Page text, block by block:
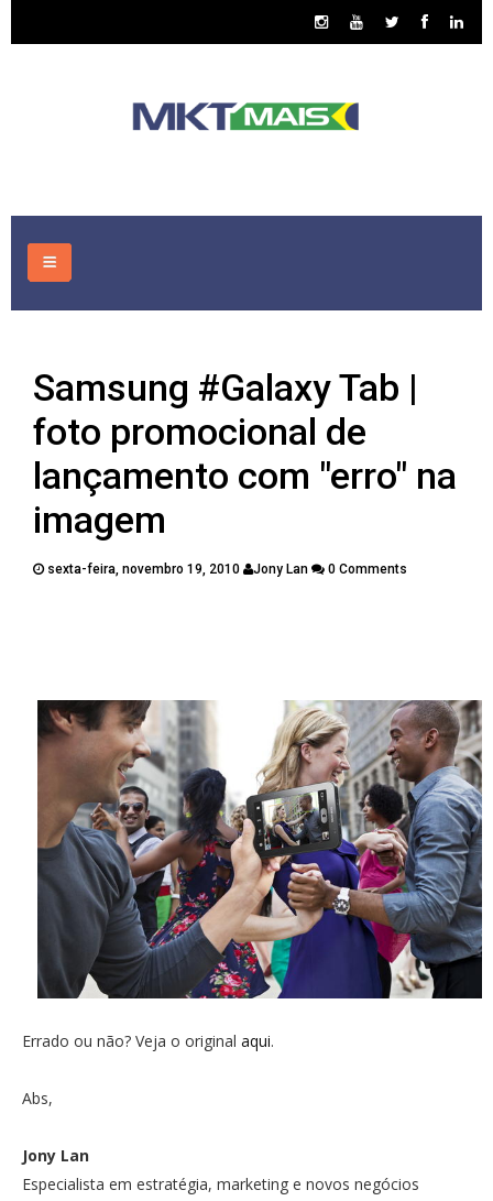
CONSULTORIA
ASSUNTOS
PUBLICAÇÕES
CONTATOS
Samsung #Galaxy Tab |
foto promocional de
lançamento com "erro" na
imagem
sexta-feira, novembro 19, 2010 Jony Lan 0 Comments
Errado ou não? Veja o original aqui.
Abs,
Jony Lan
Especialista em estratégia, marketing e novos negócios